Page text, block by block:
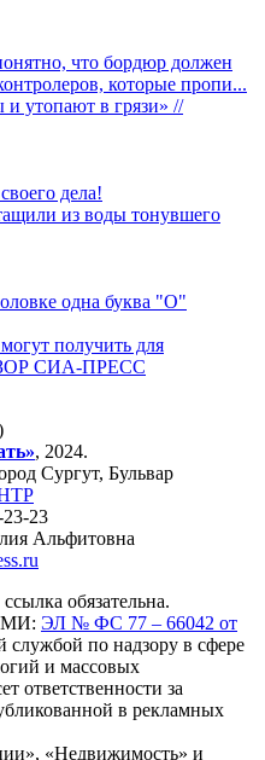
что бордюр должен
которые пропи...
утопают в грязи» //
дела!
из воды тонувшего
одна буква "О"
получить для
СИА-ПРЕСС
, 2024.
Сургут, Бульвар
23
Альфитовна
обязательна.
ЭЛ № ФС 77 – 66042 от
службой по надзору в сфере
и массовых
ответственности за
в рекламных
«Недвижимость» и